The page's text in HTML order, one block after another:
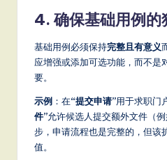
4. 确保基础用例的
基础用例必须保持完整且有意义
应增强或添加可选功能，而不是
要。
示例 ：在“提交申请”用于求职门
件”允许候选人提交额外文件（
步，申请流程也是完整的，但该
值。